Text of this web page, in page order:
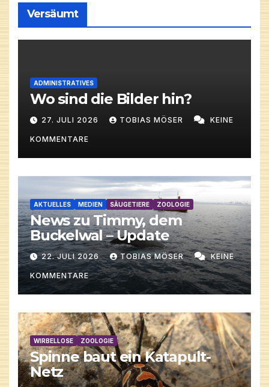
Versäumt
ADMINISTRATIVES
Wo sind die Bilder hin?
27. JULI 2026 TOBIAS MÖSER KEINE
KOMMENTARE
AKTUELLES MEDIEN SÄUGETIERE ZOOLOGIE
News zu Timmy, dem
Buckelwal – Update
22. JULI 2026 TOBIAS MÖSER KEINE
KOMMENTARE
WIRBELLOSE ZOOLOGIE
Spinne baut ein Katapult-
Netz